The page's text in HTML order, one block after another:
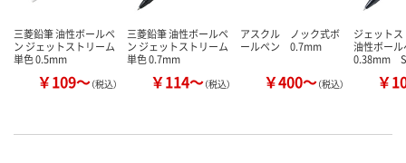
三菱鉛筆 油性ボールペ
ン ジェットストリーム
単色 0.5mm
￥109～（税込）
三菱鉛筆 油性ボールペ
ン ジェットストリーム
単色 0.7mm
￥114～（税込）
アスクル ノック式ボ
ールペン 0.7mm
￥400～（税込）
ジェット
油性ボー
0.38mm
￥